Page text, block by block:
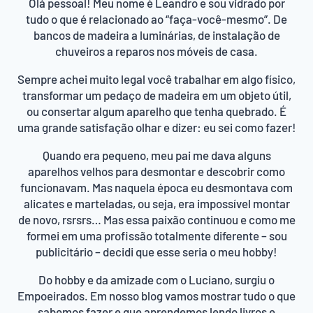
Olá pessoal! Meu nome é Leandro e sou vidrado por
tudo o que é relacionado ao “faça-você-mesmo”. De
bancos de madeira a luminárias, de instalação de
chuveiros a reparos nos móveis de casa.
Sempre achei muito legal você trabalhar em algo físico,
transformar um pedaço de madeira em um objeto útil,
ou consertar algum aparelho que tenha quebrado. É
uma grande satisfação olhar e dizer: eu sei como fazer!
Quando era pequeno, meu pai me dava alguns
aparelhos velhos para desmontar e descobrir como
funcionavam. Mas naquela época eu desmontava com
alicates e marteladas, ou seja, era impossível montar
de novo, rsrsrs… Mas essa paixão continuou e como me
formei em uma profissão totalmente diferente – sou
publicitário – decidi que esse seria o meu hobby!
Do hobby e da amizade com o Luciano, surgiu o
Empoeirados. Em nosso blog vamos mostrar tudo o que